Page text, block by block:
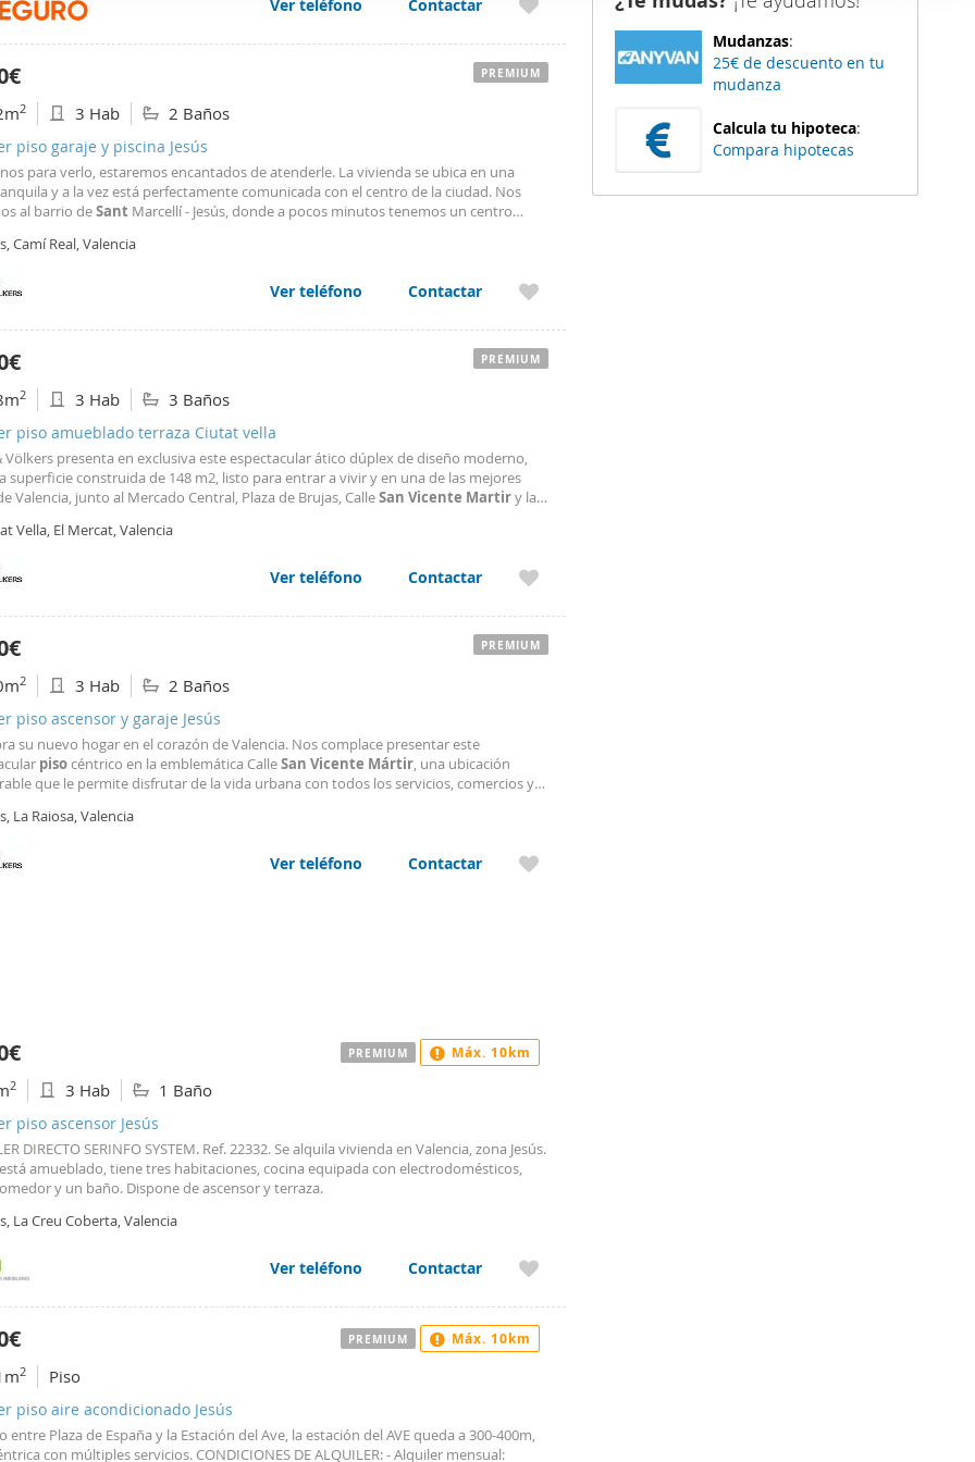
se usan para personalizar el contenido y los anuncios, ofrecer funciones
el tráfico. Además, compartimos información sobre el uso que haga del
de redes sociales, publicidad y análisis web, quienes pueden
Ver teléfono Contactar
2 3 Hab 2 Baños
piso garaje y piscina Jesús
para verlo, estaremos encantados de atenderle. La vivienda se ubica en una
y a la vez está perfectamente comunicada con el centro de la ciudad. Nos
al barrio deSant Marcellí - Jesús, donde a pocos minutos tenemos un centro
. Cuenta con varias paradas de autobuses a menos de 50 metros y una salida cercana
Camí Real, Valencia
Ver teléfono Contactar
PREMIUM
2 3 Hab 3 Baños
piso amueblado terraza Ciutat vella
Völkers presenta en exclusiva este espectacular ático dúplex de diseño moderno,
superficie construida de 148 m2, listo para entrar a vivir y en una de las mejores
Valencia, junto al Mercado Central, Plaza de Brujas, CalleSan Vicente Martiry la
con muy buenas calidades
Vella, El Mercat, Valencia
Ver teléfono Contactar
PREMIUM
2 3 Hab 2 Baños
piso ascensor y garaje Jesús
su nuevo hogar en el corazón de Valencia. Nos complace presentar este
pisocéntrico en la emblemática CalleSan Vicente Mártir, una ubicación
que le permite disfrutar de la vida urbana con todos los servicios, comercios y
óptima, y ha sido recientemente reformada
La Raiosa, Valencia
Ver teléfono Contactar
PREMIUM
2 3 Hab 1 Baño
piso ascensor Jesús
DIRECTO SERINFO SYSTEM. Ref. 22332. Se alquila vivienda en Valencia, zona Jesús.
amueblado, tiene tres habitaciones, cocina equipada con electrodomésticos,
y un baño. Dispone de ascensor y terraza.
La Creu Coberta, Valencia
Ver teléfono Contactar
PREMIUM Máx. 10km
2 Piso
piso aire acondicionado Jesús
entre Plaza de España y la Estación del Ave, la estación del AVE queda a 300-400m,
con múltiples servicios. CONDICIONES DE ALQUILER: - Alquiler mensual:
PREMIUM Máx. 10km
Mudanzas:
25€ de descuento en tu
mudanza
Calcula tu hipoteca:
Compara hipotecas